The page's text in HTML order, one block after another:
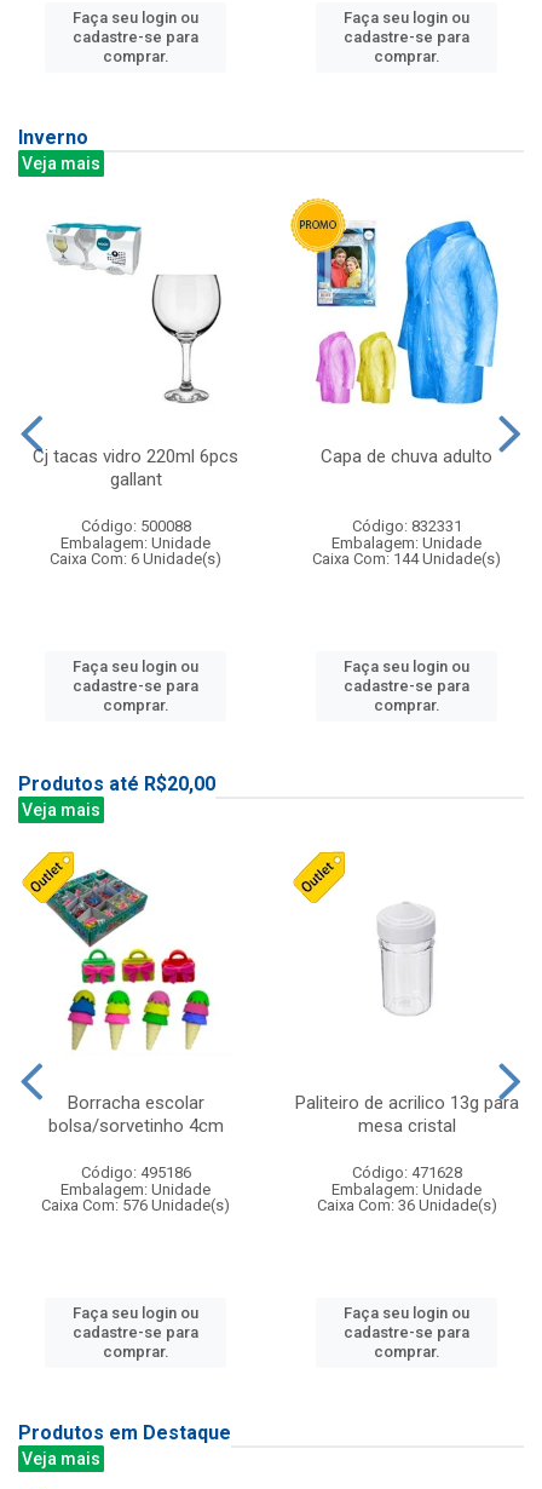
Faça seu login ou
cadastre-se para
comprar.
Faça seu login ou
cadastre-se para
comprar.
Inverno
Veja mais
Cj tacas vidro 220ml 6pcs
gallant
Código: 500088
Embalagem: Unidade
Caixa Com: 6 Unidade(s)
Faça seu login ou
cadastre-se para
comprar.
Capa de chuva adulto
Código: 832331
Embalagem: Unidade
Caixa Com: 144 Unidade(s)
Faça seu login ou
cadastre-se para
comprar.
Produtos até R$20,00
Veja mais
Borracha escolar
bolsa/sorvetinho 4cm
Código: 495186
Embalagem: Unidade
Caixa Com: 576 Unidade(s)
Faça seu login ou
cadastre-se para
comprar.
Paliteiro de acrilico 13g para
mesa cristal
Código: 471628
Embalagem: Unidade
Caixa Com: 36 Unidade(s)
Faça seu login ou
cadastre-se para
comprar.
Produtos em Destaque
Veja mais